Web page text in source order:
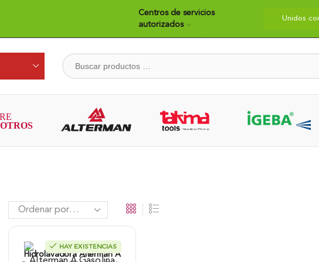
Centros de servicios
autorizados
Unidos
HAY EXISTENCIAS
Hidrolavadora Alterman A